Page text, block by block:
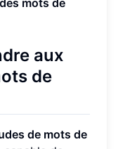
mots de
aux
de
de mots de